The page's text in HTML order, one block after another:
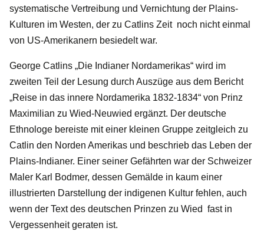
systematische Vertreibung und Vernichtung der Plains-
Kulturen im Westen, der zu Catlins Zeit noch nicht einmal
von US-Amerikanern besiedelt war.
George Catlins „Die Indianer Nordamerikas“ wird im
zweiten Teil der Lesung durch Auszüge aus dem Bericht
„Reise in das innere Nordamerika 1832-1834“ von Prinz
Maximilian zu Wied-Neuwied ergänzt. Der deutsche
Ethnologe bereiste mit einer kleinen Gruppe zeitgleich zu
Catlin den Norden Amerikas und beschrieb das Leben der
Plains-Indianer. Einer seiner Gefährten war der Schweizer
Maler Karl Bodmer, dessen Gemälde in kaum einer
illustrierten Darstellung der indigenen Kultur fehlen, auch
wenn der Text des deutschen Prinzen zu Wied fast in
Vergessenheit geraten ist.